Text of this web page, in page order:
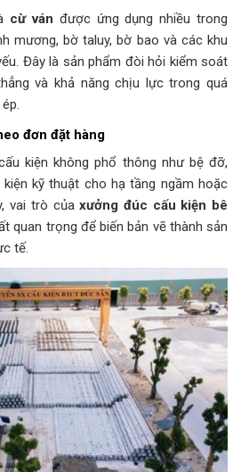
cừ ván được ứng dụng nhiều trong
mương, bờ taluy, bờ bao và các khu
Đây là sản phẩm đòi hỏi kiểm soát
và khả năng chịu lực trong quá
đơn đặt hàng
kiện không phổ thông như bệ đỡ,
kỹ thuật cho hạ tầng ngầm hoặc
vai trò củaxưởng đúc cấu kiện bê
quan trọng để biến bản vẽ thành sản
tế.